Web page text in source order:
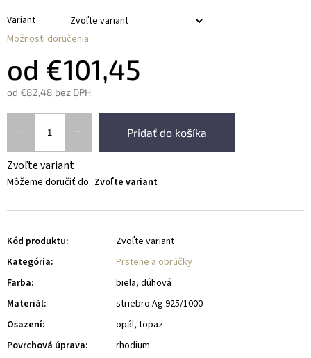
od €101,45
od €82,48 bez DPH
Pridať do košíka
Zvoľte variant
Môžeme doručiť do: Zvoľte variant
Variant
Možnosti doručenia
Kód produktu:
Zvoľte variant
Kategória:
Prstene a obrúčky
Farba:
biela, dúhová
Materiál:
striebro Ag 925/1000
Osazení:
opál, topaz
Povrchová úprava:
rhodium